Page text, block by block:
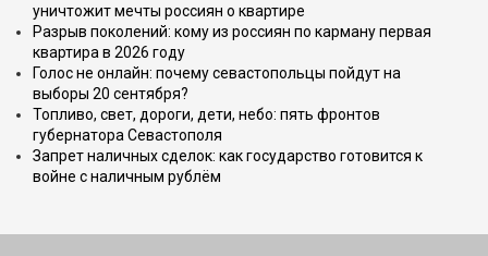
уничтожит мечты россиян о квартире
Разрыв поколений: кому из россиян по карману первая
квартира в 2026 году
Голос не онлайн: почему севастопольцы пойдут на
выборы 20 сентября?
Топливо, свет, дороги, дети, небо: пять фронтов
губернатора Севастополя
Запрет наличных сделок: как государство готовится к
войне с наличным рублём